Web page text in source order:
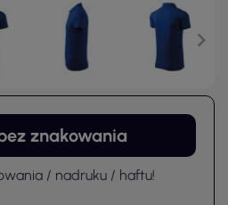
znakowania
/ nadruku / haftu!